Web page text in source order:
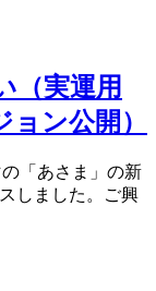
（実運用
ン公開）
「あさま」の新
しました。ご興